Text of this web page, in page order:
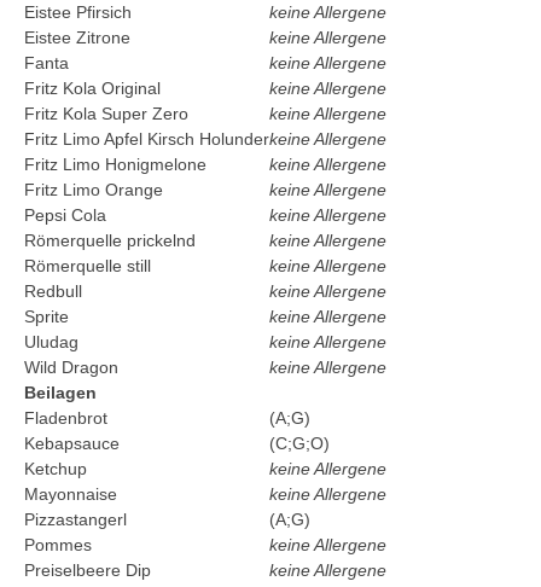
Eistee Pfirsich
keine Allergene
Eistee Zitrone
keine Allergene
Fanta
keine Allergene
Fritz Kola Original
keine Allergene
Fritz Kola Super Zero
keine Allergene
Fritz Limo Apfel Kirsch Holunderkeine Allergene
Fritz Limo Honigmelone
keine Allergene
Fritz Limo Orange
keine Allergene
Pepsi Cola
keine Allergene
Römerquelle prickelnd
keine Allergene
Römerquelle still
keine Allergene
Redbull
keine Allergene
Sprite
keine Allergene
Uludag
keine Allergene
Wild Dragon
keine Allergene
Beilagen
Fladenbrot
(A;G)
Kebapsauce
(C;G;O)
Ketchup
keine Allergene
Mayonnaise
keine Allergene
Pizzastangerl
(A;G)
Pommes
keine Allergene
Preiselbeere Dip
keine Allergene